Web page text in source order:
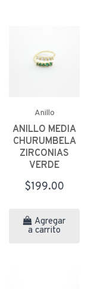
Anillo
ANILLO MEDIA
CHURUMBELA
ZIRCONIAS
VERDE
$199.00
Agregar
a carrito